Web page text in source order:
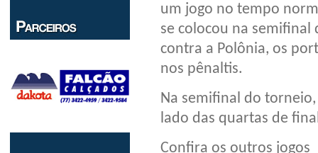
um jogo no tempo
se colocou na semifinal
contra a Polônia, os
nos pênaltis.
Na semifinal do
lado das quartas de
Confira os outros jogos